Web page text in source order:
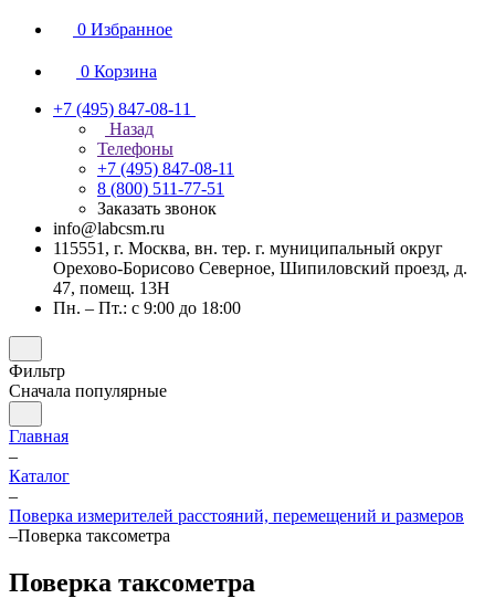
0 Избранное
0 Корзина
+7 (495) 847-08-11
Назад
Телефоны
+7 (495) 847-08-11
8 (800) 511-77-51
Заказать звонок
info@labcsm.ru
115551, г. Москва, вн. тер. г. муниципальный округ
Орехово-Борисово Северное, Шипиловский проезд, д.
47, помещ. 13Н
Пн. – Пт.: с 9:00 до 18:00
Фильтр
Сначала популярные
Главная
–
Каталог
–
Поверка измерителей расстояний, перемещений и размеров
–Поверка таксометра
Поверка таксометра